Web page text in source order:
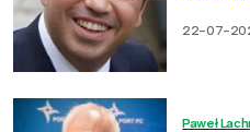
22-07-
Paweł